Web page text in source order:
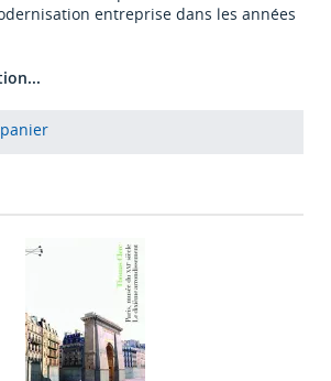
entreprise dans les années